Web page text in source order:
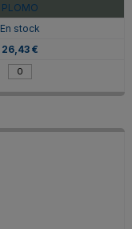
PLOMO
En stock
26,43 €